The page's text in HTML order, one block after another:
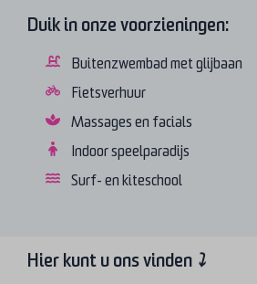
Duik in onze voorzieningen:
Buitenzwembad met glijbaan
Fietsverhuur
Massages en facials
Indoor speelparadijs
Surf- en kiteschool
Hier kunt u ons vinden ⤵